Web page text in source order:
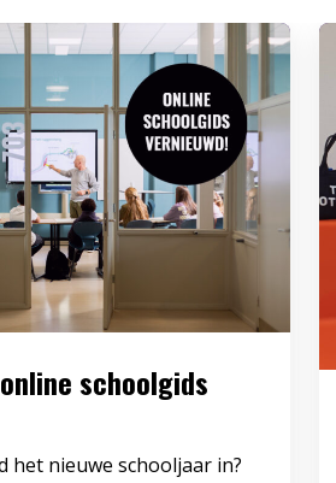
schoolgids
het nieuwe schooljaar in?